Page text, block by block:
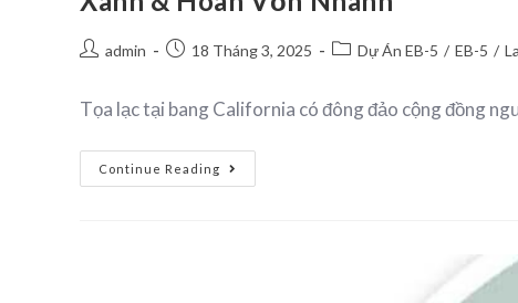
admin 18 Tháng 3, 2025 Dự Án EB-5 / EB-5 /
Tọa lạc tại bang California có đông đảo cộng đồng
Continue Reading